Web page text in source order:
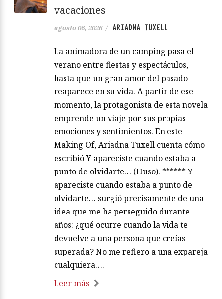
vacaciones
agosto 06, 2026 / ARIADNA TUXELL
La animadora de un camping pasa el
verano entre fiestas y espectáculos,
hasta que un gran amor del pasado
reaparece en su vida. A partir de ese
momento, la protagonista de esta novela
emprende un viaje por sus propias
emociones y sentimientos. En este
Making Of, Ariadna Tuxell cuenta cómo
escribió Y apareciste cuando estaba a
punto de olvidarte… (Huso). ****** Y
apareciste cuando estaba a punto de
olvidarte… surgió precisamente de una
idea que me ha perseguido durante
años: ¿qué ocurre cuando la vida te
devuelve a una persona que creías
superada? No me refiero a una expareja
cualquiera….
Leer más